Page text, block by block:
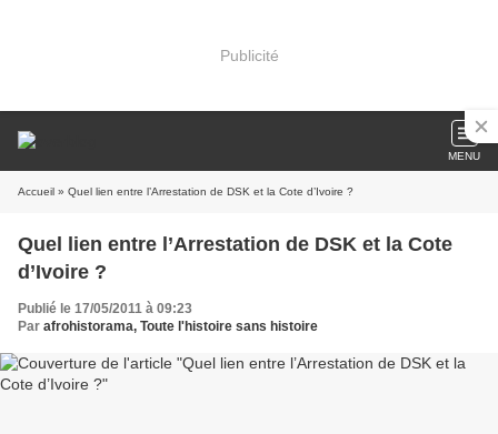
Publicité
MENU
Accueil » Quel lien entre l’Arrestation de DSK et la Cote d’Ivoire ?
Quel lien entre l’Arrestation de DSK et la Cote
d’Ivoire ?
Publié le 17/05/2011 à 09:23
Par afrohistorama, Toute l'histoire sans histoire